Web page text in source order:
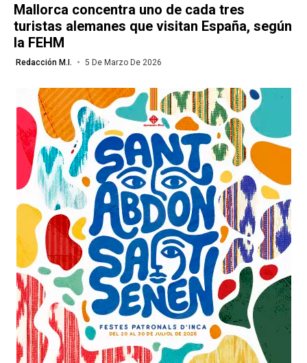
Mallorca concentra uno de cada tres
turistas alemanes que visitan España, según
la FEHM
Redacción M.I. 5 De Marzo De 2026